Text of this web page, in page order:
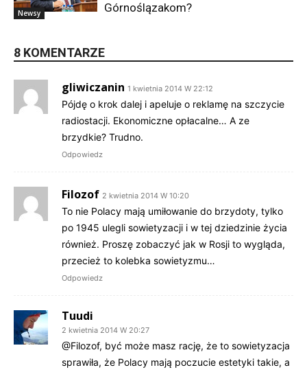
Newsy
Górnoślązakom?
8 KOMENTARZE
gliwiczanin 1 kwietnia 2014 W 22:12
Pójdę o krok dalej i apeluje o reklamę na szczycie
radiostacji. Ekonomiczne opłacalne… A ze
brzydkie? Trudno.
Odpowiedz
Filozof 2 kwietnia 2014 W 10:20
To nie Polacy mają umiłowanie do brzydoty, tylko
po 1945 ulegli sowietyzacji i w tej dziedzinie życia
również. Proszę zobaczyć jak w Rosji to wygląda,
przecież to kolebka sowietyzmu…
Odpowiedz
Tuudi
2 kwietnia 2014 W 20:27
@Filozof, być może masz rację, że to sowietyzacja
sprawiła, że Polacy mają poczucie estetyki takie, a